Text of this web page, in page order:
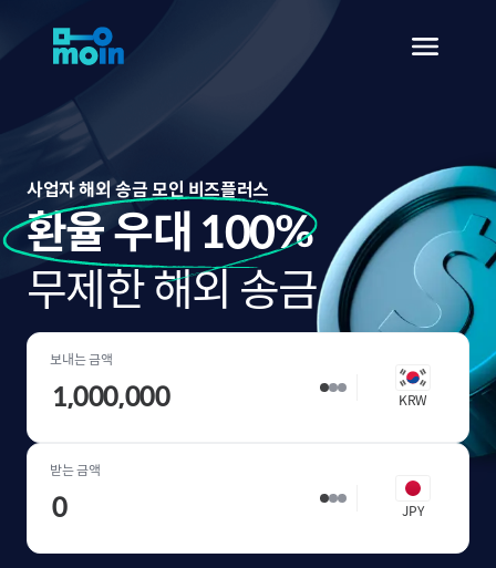
사업자 해외 송금 모인 비즈플러스
환율 우대 100%
무제한 해외 송금
보내는 금액
KRW
받는 금액
JPY